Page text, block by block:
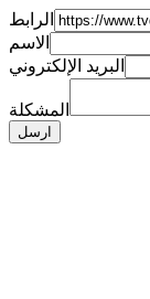
الرابط
الاسم
البريد الإلكتروني
المشكلة
ارسل